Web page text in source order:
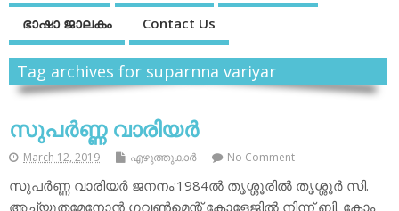
ഭാഷാ ജാലകം Contact Us
Tag archives for suparnna variyar
സുപര്‍ണ്ണ വാരിയര്‍
March 12, 2019 എഴുത്തുകാര്‍ No Comment
സുപര്‍ണ്ണ വാരിയര്‍ ജനനം:1984ല്‍ തൃശ്ശൂരില്‍ തൃശ്ശൂര്‍ സി.
അച്യുതമേനോന്‍ ഗവണ്‍മെന്റ് കോളേജില്‍ നിന്ന് ബി. കോം